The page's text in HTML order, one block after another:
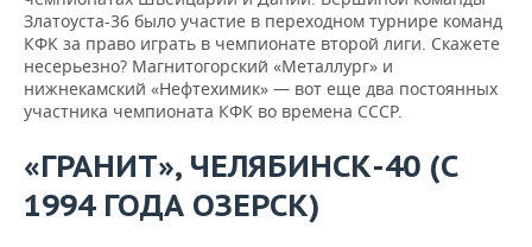
Златоуста-36 было участие в переходном турнире команд
КФК за право играть в чемпионате второй лиги. Скажете
несерьезно? Магнитогорский «Металлург» и
нижнекамский «Нефтехимик» — вот еще два постоянных
участника чемпионата КФК во времена СССР.
«ГРАНИТ», ЧЕЛЯБИНСК-40 (С
1994 ГОДА ОЗЕРСК)